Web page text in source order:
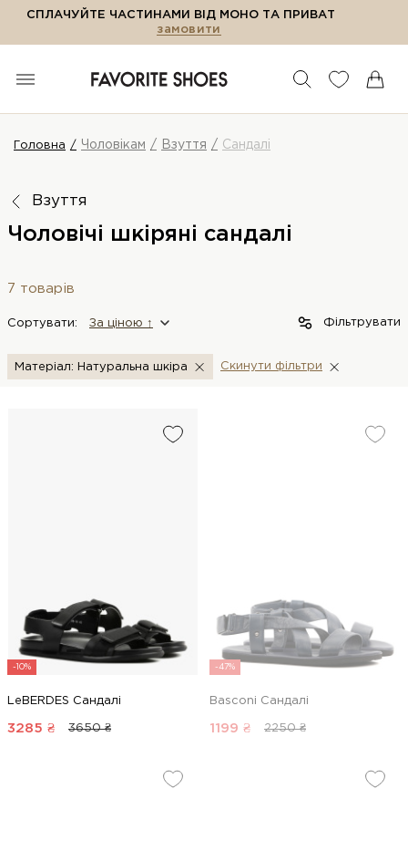
СПЛАЧУЙТЕ ЧАСТИНАМИ ВІД МОНО ТА ПРИВАТ
замовити
Головна Чоловікам Взуття Сандалі
Взуття
Чоловічі шкіряні сандалі
7 товарів
Сортувати: За цiною ↑ Фільтрувати
Матеріал: Натуральна шкіра Скинути фiльтри
-10%
LeBERDES Сандалі
3285 ₴ 3650 ₴
-47%
Basconi Сандалі
1199 ₴ 2250 ₴